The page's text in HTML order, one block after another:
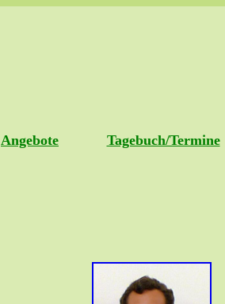
Angebote Tagebuch/Termine